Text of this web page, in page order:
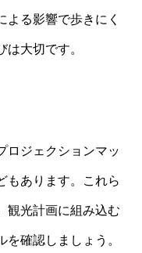
よる影響で歩きにく
大切です。
ロジェクションマッ
もあります。これら
観光計画に組み込む
確認しましょう。